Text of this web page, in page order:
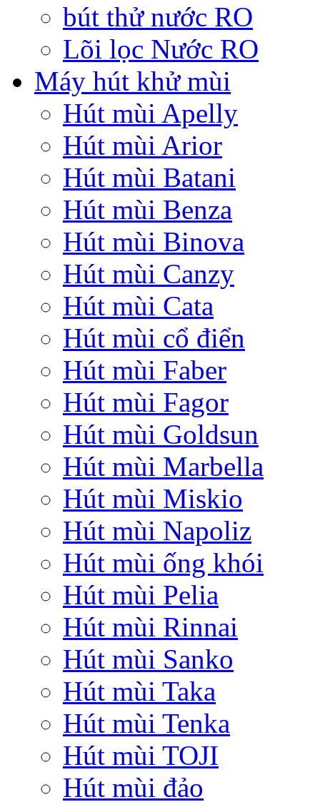
bút thử nước RO
Lõi lọc Nước RO
Máy hút khử mùi
Hút mùi Apelly
Hút mùi Arior
Hút mùi Batani
Hút mùi Benza
Hút mùi Binova
Hút mùi Canzy
Hút mùi Cata
Hút mùi cổ điển
Hút mùi Faber
Hút mùi Fagor
Hút mùi Goldsun
Hút mùi Marbella
Hút mùi Miskio
Hút mùi Napoliz
Hút mùi ống khói
Hút mùi Pelia
Hút mùi Rinnai
Hút mùi Sanko
Hút mùi Taka
Hút mùi Tenka
Hút mùi TOJI
Hút mùi đảo